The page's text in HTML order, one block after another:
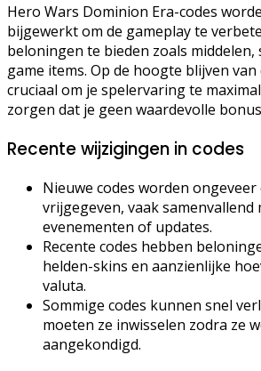
Hero Wars Dominion Era-codes
bijgewerkt om de gameplay te
beloningen te bieden zoals middelen,
game items. Op de hoogte blijven van
cruciaal om je spelervaring te
zorgen dat je geen waardevolle
Recente wijzigingen in codes
Nieuwe codes worden
vrijgegeven, vaak samenvallend
evenementen of updates.
Recente codes hebben
helden-skins en aanzienlijke
valuta.
Sommige codes kunnen snel
moeten ze inwisselen zodra ze
aangekondigd.